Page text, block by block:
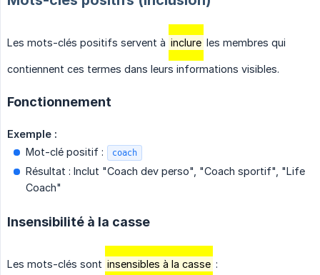
Les mots-clés positifs servent à inclure les membres qui
contiennent ces termes dans leurs informations visibles.
Fonctionnement
Exemple :
Mot-clé positif :
coach
Résultat : Inclut "Coach dev perso", "Coach sportif", "Life
Coach"
Insensibilité à la casse
Les mots-clés sont insensibles à la casse :